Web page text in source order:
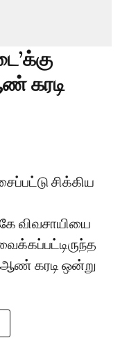
கரடி
சிக்கிய
விவசாயியை
கரடி ஒன்று